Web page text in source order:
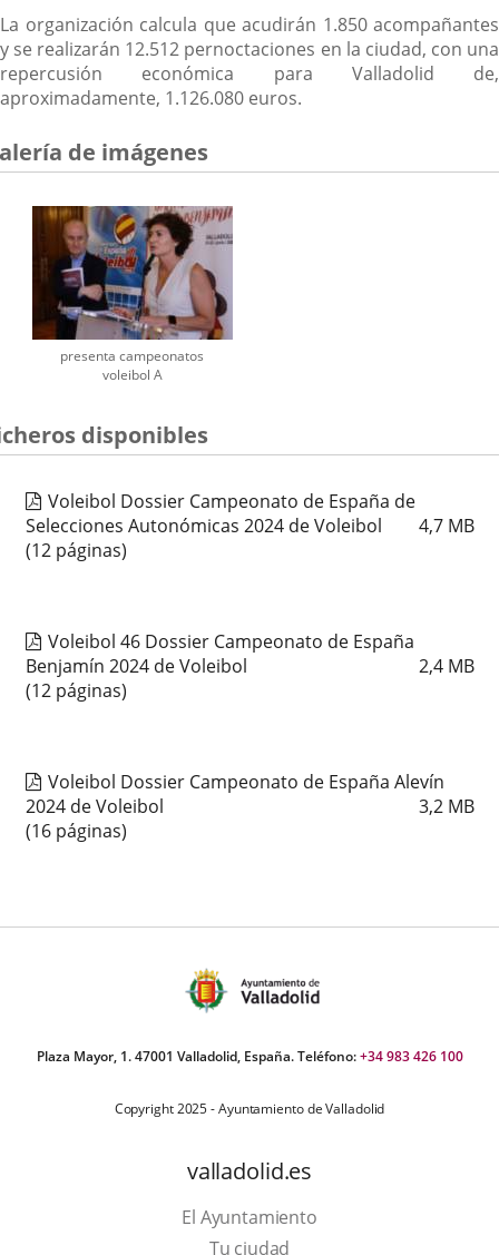
La organización calcula que acudirán 1.850 acompañantes
y se realizarán 12.512 pernoctaciones en la ciudad, con una
repercusión económica para Valladolid de,
aproximadamente, 1.126.080 euros.
de imágenes
presenta campeonatos
voleibol A
disponibles
Voleibol Dossier Campeonato de España de
Selecciones Autonómicas 2024 de Voleibol
4,7 MB
(12 páginas)
Voleibol 46 Dossier Campeonato de España
Benjamín 2024 de Voleibol
2,4 MB
(12 páginas)
Voleibol Dossier Campeonato de España Alevín
2024 de Voleibol
3,2 MB
(16 páginas)
Plaza Mayor, 1. 47001 Valladolid, España. Teléfono:+34 983 426 100
Copyright 2025 - Ayuntamiento de Valladolid
valladolid.es
El Ayuntamiento
Tu ciudad